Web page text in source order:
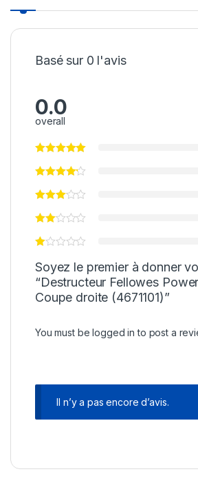
Basé sur 0 l'avis
0.0
overall
Soyez le premier à donner
“Destructeur Fellowes
Coupe droite (4671101)”
You must belogged in to post a
Il n’y a pas encore d’avis.